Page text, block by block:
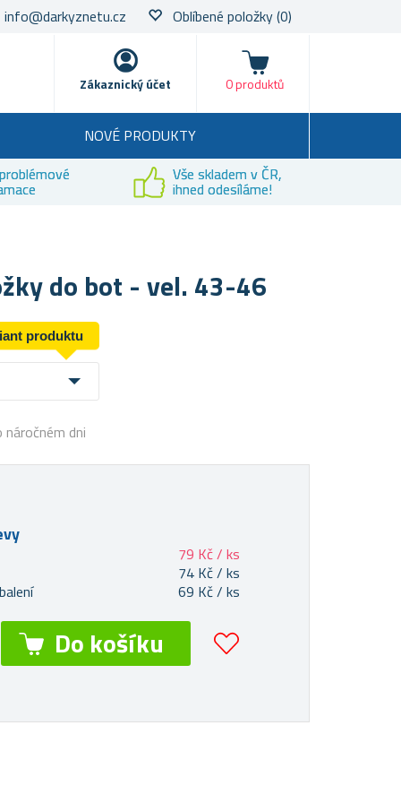
info@darkyznetu.cz Oblíbené položky(0)
Zákaznický účet
Nákupní košík
0 produktů
NOVÉ PRODUKTY
Vše skladem v ČR,
ihned odesíláme!
do bot - vel. 43-46
produktu
dni
79 Kč / ks
74 Kč / ks
69 Kč / ks